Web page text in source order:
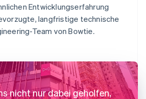
Entwicklungserfahrung
langfristige technische
Team von Bowtie.
nicht nur dabei geholfen,